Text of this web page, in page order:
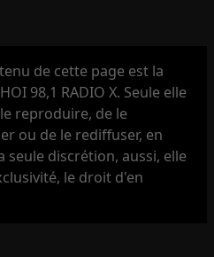
de cette page est la
98,1 RADIO X. Seule elle
reproduire, de le
ou de le rediffuser, en
seule discrétion, aussi, elle
le droit d'en